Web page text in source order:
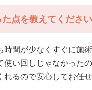
た点を教えてください
時間が少なくすぐに施
使い回しじゃなかった
れるので安心してお任せ